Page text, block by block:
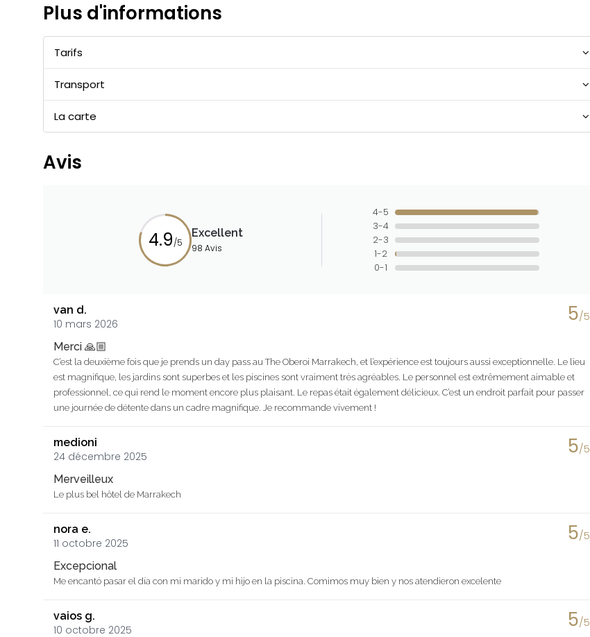
Plus d'informations
Tarifs
Transport
La carte
Avis
4.9/5
Excellent
98 Avis
4-5
3-4
2-3
1-2
0-1
van d.
10 mars 2026 5/5
Merci 🙏🏼
C’est la deuxième fois que je prends un day pass au The Oberoi Marrakech, et l’expérience est toujours aussi exceptionnelle. Le lieu
est magnifique, les jardins sont superbes et les piscines sont vraiment très agréables. Le personnel est extrêmement aimable et
professionnel, ce qui rend le moment encore plus plaisant. Le repas était également délicieux. C’est un endroit parfait pour passer
une journée de détente dans un cadre magnifique. Je recommande vivement !
medioni
24 décembre 2025 5/5
Merveilleux
Le plus bel hôtel de Marrakech
nora e.
11 octobre 2025 5/5
Excepcional
Me encantó pasar el día con mi marido y mi hijo en la piscina. Comimos muy bien y nos atendieron excelente
vaios g.
10 octobre 2025 5/5